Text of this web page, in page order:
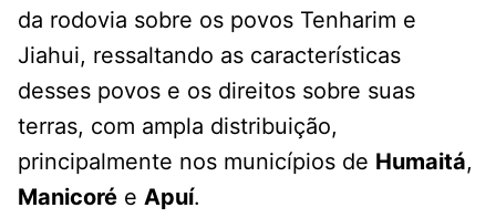
da rodovia sobre os povos Tenharim e
Jiahui, ressaltando as características
desses povos e os direitos sobre suas
terras, com ampla distribuição,
principalmente nos municípios de Humaitá,
Manicoré e Apuí.